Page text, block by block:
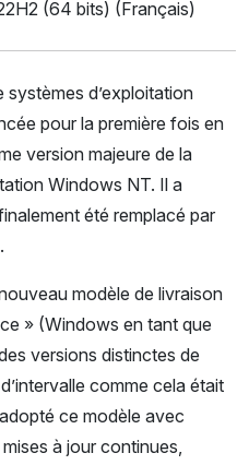
(64 bits) (Français)
systèmes d’exploitation
pour la première fois en
version majeure de la
Windows NT. Il a
été remplacé par
modèle de livraison
» (Windows en tant que
versions distinctes de
comme cela était
ce modèle avec
à jour continues,